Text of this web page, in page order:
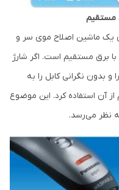
مستقیم
یک ماشین اصلاح موی سر و
برق مستقیم است. اگر شارژ
بدون نگرانی کابل را به
آن استفاده کرد. این موضوع
نظر می‌رسد.